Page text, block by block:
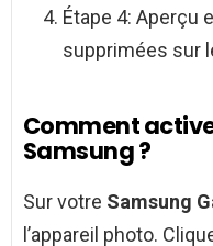
Étape 4: Aperçu
supprimées sur
Comment
Samsung ?
Sur votre Samsung
l’appareil photo.